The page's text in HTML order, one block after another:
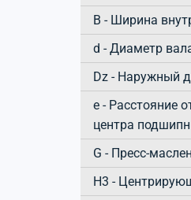
B - Ширина
d - Диаметр
Dz - Наружный
e - Расстояние
центра
G - Пресс-
H3 -